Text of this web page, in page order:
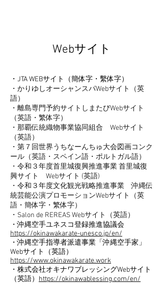
Webサイト
・JTA WEBサイト（簡体字・繫体字）
・かりゆしオーシャンスパWebサイト（英
語）
・離島専門予約サイトしまたびWebサイト
（英語・繁体字）
・那覇伝統織物事業協同組合 Webサイト
（英語）
・第７回世界うちなーんちゅ大会図画コンク
ール（英語・スペイン語・ポルトガル語）
・令和３年度首里城復興推進事業 首里城復
興サイト Webサイト (英語)
・令和３年度文化観光戦略推進事業 沖縄伝
統芸能公演プロモーションWebサイト（英
語・簡体字・繁体字）
・Salon de REREAS Webサイト（英語）
・沖縄空手ユネスコ登録推進協議会
https://okinawakarate-unesco.jp/en/
・沖縄空手指導者派遣事業「沖縄空手家」
Webサイト（英語）
https://www.okinawakarate.work
・株式会社オキナワブレッシングWebサイト
（英語） https://okinawablessing.com/en/